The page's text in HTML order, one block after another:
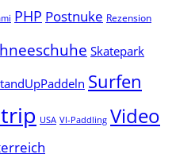
PHP Postnuke Rezension
Skatepark
Surfen
USA VI-Paddling Video